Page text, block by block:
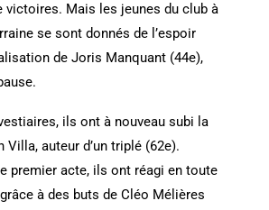
victoires. Mais les jeunes du club à
se sont donnés de l’espoir
de Joris Manquant (44e),
ils ont à nouveau subi la
Villa, auteur d’un triplé (62e).
premier acte, ils ont réagi en toute
à des buts de Cléo Mélières